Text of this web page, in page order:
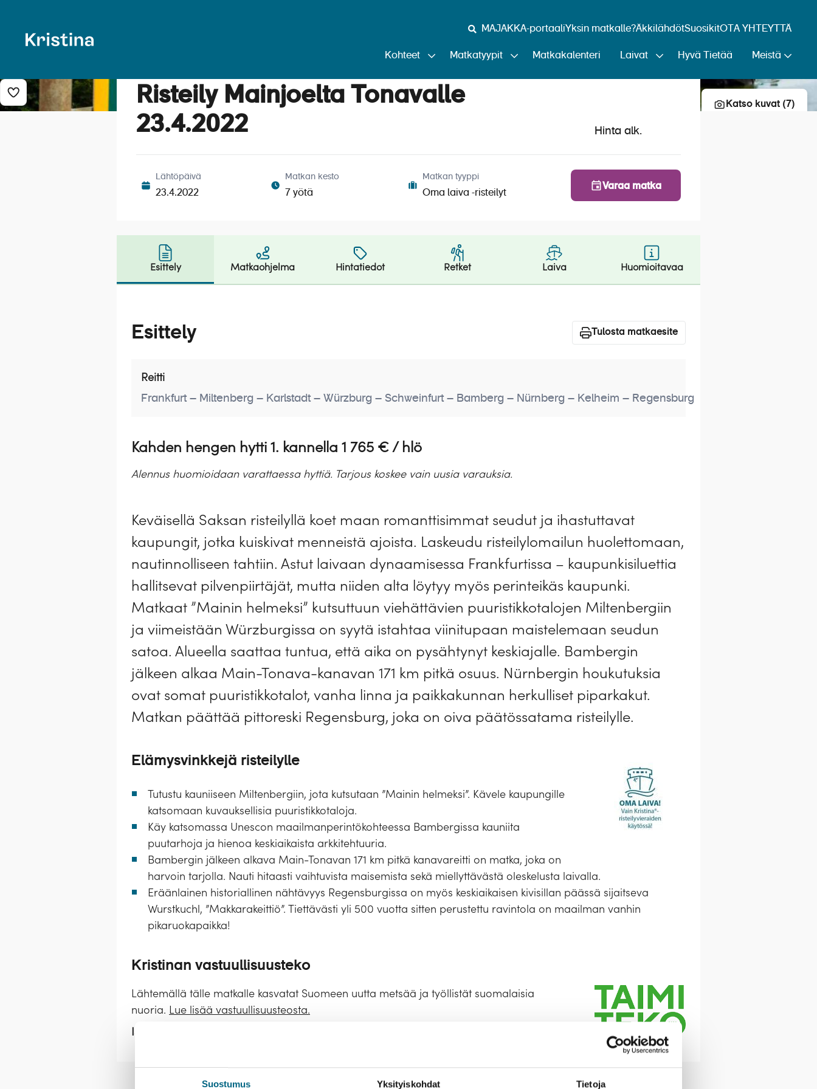
Suostumus Yksityiskohdat Tietoja
MAJAKKA-portaaliYksin matkalle?ÄkkilähdötSuosikitOTA YHTEYTTÄ
Kohteet Matkatyypit Matkakalenteri Laivat Hyvä Tietää Meistä
Katso kuvat (7)
Lisää risteily suosikkeihin Risteily Mainjoelta Tonavalle
23.4.2022
Hinta alk.
Lähtöpäivä
23.4.2022
Matkan kesto
7 yötä
Matkan tyyppi
Oma laiva -risteilyt
Varaa matka
Esittely Matkaohjelma Hintatiedot Retket Laiva Huomioitavaa
Esittely Tulosta matkaesite
Reitti
Frankfurt – Miltenberg – Karlstadt – Würzburg – Schweinfurt – Bamberg – Nürnberg – Kelheim – Regensburg
Kahden hengen hytti 1. kannella 1 765 € / hlö
Alennus huomioidaan varattaessa hyttiä. Tarjous koskee vain uusia varauksia.
Keväisellä Saksan risteilyllä koet maan romanttisimmat seudut ja ihastuttavat
kaupungit, jotka kuiskivat menneistä ajoista. Laskeudu risteilylomailun huolettomaan,
nautinnolliseen tahtiin. Astut laivaan dynaamisessa Frankfurtissa – kaupunkisiluettia
hallitsevat pilvenpiirtäjät, mutta niiden alta löytyy myös perinteikäs kaupunki.
Matkaat ”Mainin helmeksi” kutsuttuun viehättävien puuristikkotalojen Miltenbergiin
ja viimeistään Würzburgissa on syytä istahtaa viinitupaan maistelemaan seudun
satoa. Alueella saattaa tuntua, että aika on pysähtynyt keskiajalle. Bambergin
jälkeen alkaa Main-Tonava-kanavan 171 km pitkä osuus. Nürnbergin houkutuksia
ovat somat puuristikkotalot, vanha linna ja paikkakunnan herkulliset piparkakut.
Matkan päättää pittoreski Regensburg, joka on oiva päätössatama risteilylle.
Elämysvinkkejä risteilylle
Tutustu kauniiseen Miltenbergiin, jota kutsutaan ”Mainin helmeksi”. Kävele kaupungille
katsomaan kuvauksellisia puuristikkotaloja.
Käy katsomassa Unescon maailmanperintökohteessa Bambergissa kauniita
puutarhoja ja hienoa keskiaikaista arkkitehtuuria.
Bambergin jälkeen alkava Main-Tonavan 171 km pitkä kanavareitti on matka, joka on
harvoin tarjolla. Nauti hitaasti vaihtuvista maisemista sekä miellyttävästä oleskelusta laivalla.
Eräänlainen historiallinen nähtävyys Regensburgissa on myös keskiaikaisen kivisillan päässä sijaitseva
Wurstkuchl, ”Makkarakeittiö”. Tiettävästi yli 500 vuotta sitten perustettu ravintola on maailman vanhin
pikaruokapaikka!
Kristinan vastuullisuusteko
Lähtemällä tälle matkalle kasvatat Suomeen uutta metsää ja työllistät suomalaisia
nuoria. Lue lisää vastuullisuusteosta.
Istutettavia taimia: